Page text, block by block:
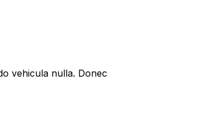
vehicula nulla. Donec